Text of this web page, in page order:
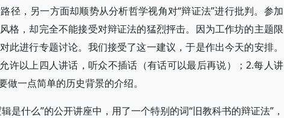
径，另一方面却顺势从分析哲学视角对“辩证法”进行批判。参加
格，却完全不能接受对辩证法的猛烈抨击。因为工作坊的主题限
此进行专题讨论。我们接受了这一建议，于是作出今天的安排。
许以上四人讲话，听众不插话（有话可以最后再说）；2.每人讲
一点简单的历史背景的介绍。
是什么”的公开讲座中，用了一个特别的词“旧教科书的辩证法”，